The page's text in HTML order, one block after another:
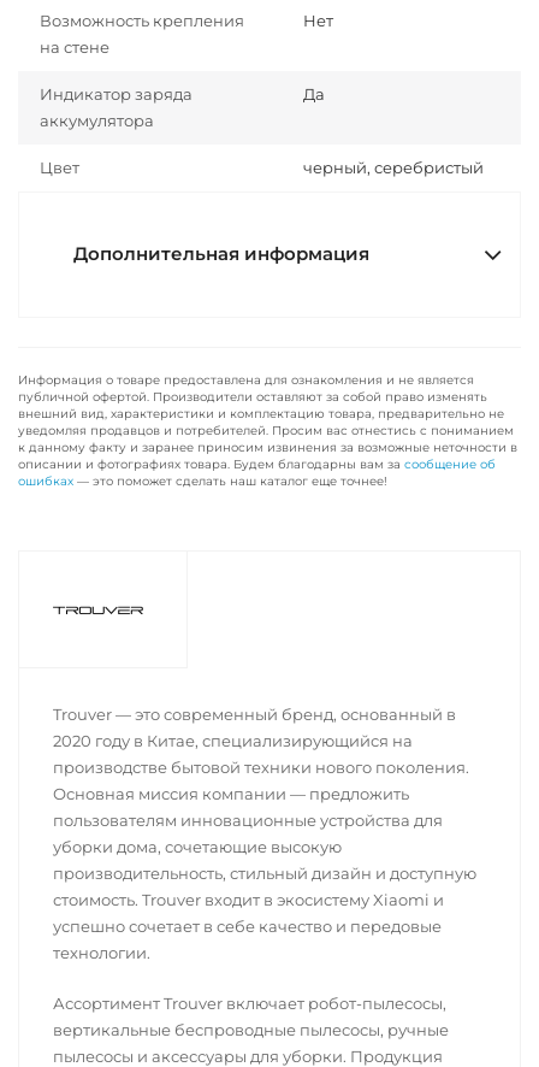
Возможность крепления
на стене
Нет
Индикатор заряда
аккумулятора
Да
Цвет черный, серебристый
Дополнительная информация
Информация о товаре предоставлена для ознакомления и не является
публичной офертой. Производители оставляют за собой право изменять
внешний вид, характеристики и комплектацию товара, предварительно не
уведомляя продавцов и потребителей. Просим вас отнестись с пониманием
к данному факту и заранее приносим извинения за возможные неточности в
описании и фотографиях товара. Будем благодарны вам за сообщение об
ошибках — это поможет сделать наш каталог еще точнее!
Trouver — это современный бренд, основанный в
2020 году в Китае, специализирующийся на
производстве бытовой техники нового поколения.
Основная миссия компании — предложить
пользователям инновационные устройства для
уборки дома, сочетающие высокую
производительность, стильный дизайн и доступную
стоимость. Trouver входит в экосистему Xiaomi и
успешно сочетает в себе качество и передовые
технологии.
Ассортимент Trouver включает робот-пылесосы,
вертикальные беспроводные пылесосы, ручные
пылесосы и аксессуары для уборки. Продукция